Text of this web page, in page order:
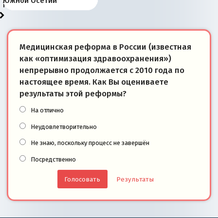
победители
Медицинская реформа в России (известная
как «оптимизация здравоохранения»)
непрерывно продолжается с 2010 года по
настоящее время. Как Вы оцениваете
результаты этой реформы?
На отлично
Неудовлетворительно
Не знаю, поскольку процесс не завершён
Посредственно
Результаты